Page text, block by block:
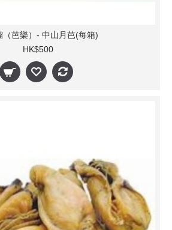
（芭樂）- 中山月芭(每箱)
HK$500